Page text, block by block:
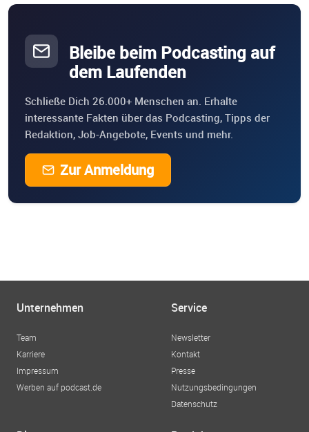
Bleibe beim Podcasting auf
dem Laufenden
Schließe Dich 26.000+ Menschen an. Erhalte
interessante Fakten über das Podcasting, Tipps der
Redaktion, Job-Angebote, Events und mehr.
Zur Anmeldung
Unternehmen
Team
Karriere
Impressum
Werben auf podcast.de
Service
Newsletter
Kontakt
Presse
Nutzungsbedingungen
Datenschutz